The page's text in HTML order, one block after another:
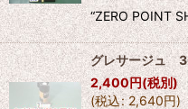
“ZERO POINT
グレサージュ
2,400円(税別)
(税込: 2,640円)